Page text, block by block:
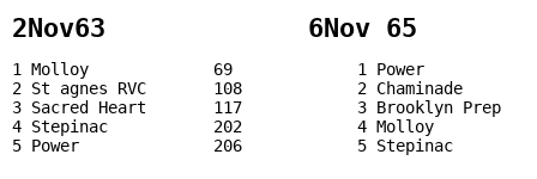
2Nov63             6Nov 65
1 Molloy             69             1 Power
2 St agnes RVC       108            2 Chaminade
3 Sacred Heart       117            3 Brooklyn Prep
4 Stepinac           202            4 Molloy
5 Power              206            5 Stepinac